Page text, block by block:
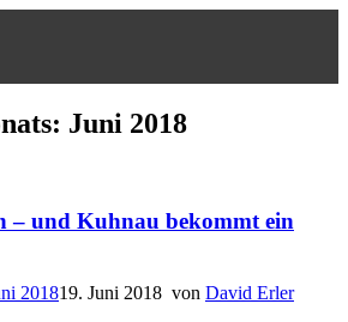
Juni 2018
– und Kuhnau bekommt ein
201819. Juni 2018 von David Erler